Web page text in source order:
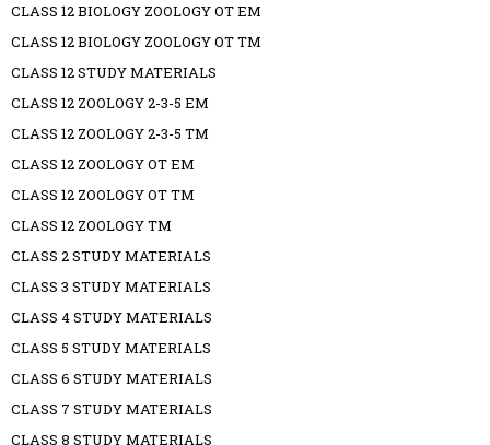
CLASS 12 BIOLOGY ZOOLOGY OT EM
CLASS 12 BIOLOGY ZOOLOGY OT TM
CLASS 12 STUDY MATERIALS
CLASS 12 ZOOLOGY 2-3-5 EM
CLASS 12 ZOOLOGY 2-3-5 TM
CLASS 12 ZOOLOGY OT EM
CLASS 12 ZOOLOGY OT TM
CLASS 12 ZOOLOGY TM
CLASS 2 STUDY MATERIALS
CLASS 3 STUDY MATERIALS
CLASS 4 STUDY MATERIALS
CLASS 5 STUDY MATERIALS
CLASS 6 STUDY MATERIALS
CLASS 7 STUDY MATERIALS
CLASS 8 STUDY MATERIALS